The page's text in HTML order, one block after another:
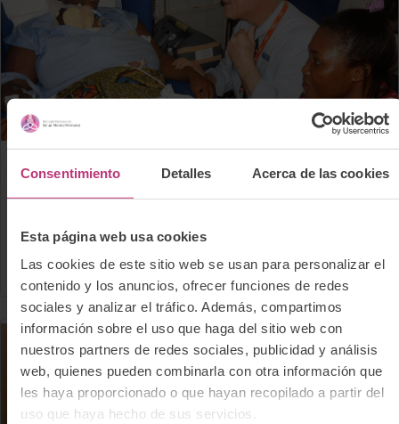
Consentimiento Detalles Acerca de las cookies
Esta página web usa cookies
Las cookies de este sitio web se usan para personalizar el
contenido y los anuncios, ofrecer funciones de redes
sociales y analizar el tráfico. Además, compartimos
información sobre el uso que haga del sitio web con
nuestros partners de redes sociales, publicidad y análisis
web, quienes pueden combinarla con otra información que
les haya proporcionado o que hayan recopilado a partir del
uso que haya hecho de sus servicios.
30 mayo 2021
Bebés Prematuridad
Separar a los bebés prematuros de sus
madres aumenta el riesgo de que mueran